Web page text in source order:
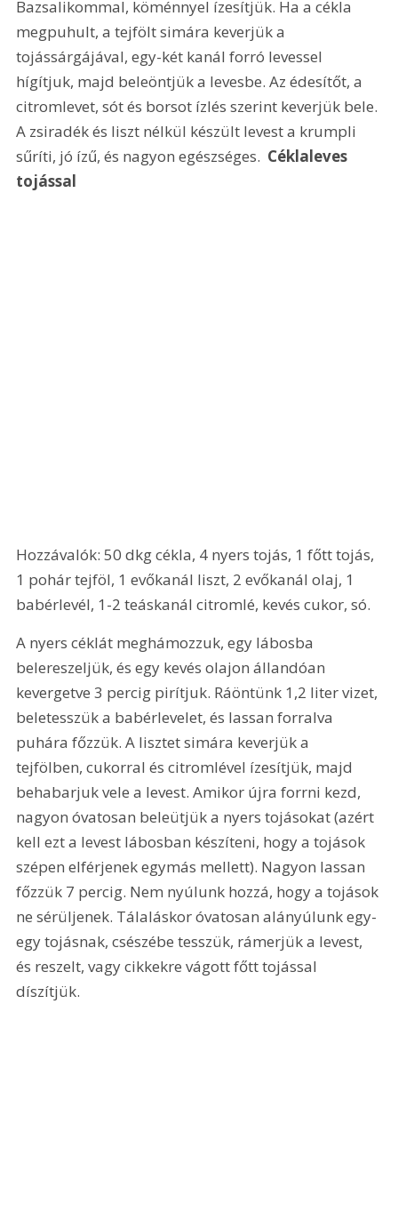
Bazsalikommal, köménnyel ízesítjük. Ha a cékla
megpuhult, a tejfölt simára keverjük a
tojássárgájával, egy-két kanál forró levessel
hígítjuk, majd beleöntjük a levesbe. Az édesítőt, a
citromlevet, sót és borsot ízlés szerint keverjük bele.
A zsiradék és liszt nélkül készült levest a krumpli
sűríti, jó ízű, és nagyon egészséges. Céklaleves
tojással
Hozzávalók: 50 dkg cékla, 4 nyers tojás, 1 főtt tojás,
1 pohár tejföl, 1 evőkanál liszt, 2 evőkanál olaj, 1
babérlevél, 1-2 teáskanál citromlé, kevés cukor, só.
A nyers céklát meghámozzuk, egy lábosba
belereszeljük, és egy kevés olajon állandóan
kevergetve 3 percig pirítjuk. Ráöntünk 1,2 liter vizet,
beletesszük a babérlevelet, és lassan forralva
puhára főzzük. A lisztet simára keverjük a
tejfölben, cukorral és citromlével ízesítjük, majd
behabarjuk vele a levest. Amikor újra forrni kezd,
nagyon óvatosan beleütjük a nyers tojásokat (azért
kell ezt a levest lábosban készíteni, hogy a tojások
szépen elférjenek egymás mellett). Nagyon lassan
főzzük 7 percig. Nem nyúlunk hozzá, hogy a tojások
ne sérüljenek. Tálaláskor óvatosan alányúlunk egy-
egy tojásnak, csészébe tesszük, rámerjük a levest,
és reszelt, vagy cikkekre vágott főtt tojással
díszítjük.